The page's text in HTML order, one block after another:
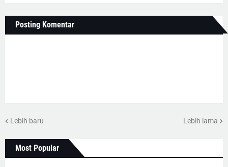
Posting Komentar
Lebih baru Lebih lama
Most Popular